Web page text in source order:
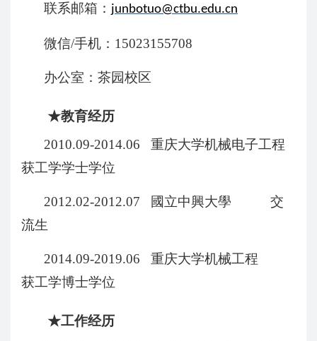
联系邮箱： junbotuo@ctbu.edu.cn
微信/手机： 15023155708
办公室：茶园校区
★教育经历
2010.09-2014.06 重庆大学机械电子工程
获工学学士学位
2012.02-2012.07
國立中興大學 交
流生
2014.09-2019.06 重庆大学机械工程
获工学博士学位
★工作经历